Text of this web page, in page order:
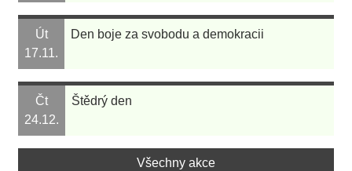
Út
17.11.
Den boje za svobodu a demokracii
Čt
24.12.
Štědrý den
Všechny akce